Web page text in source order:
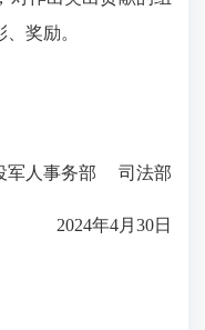
奖励。
人事务部 司法部
2024年4月30日